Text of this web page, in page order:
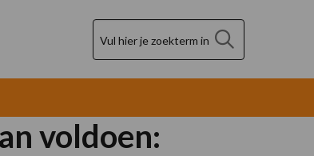
voldoen: